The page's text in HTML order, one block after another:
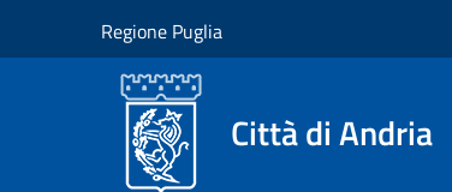
Regione Puglia
Città di Andria